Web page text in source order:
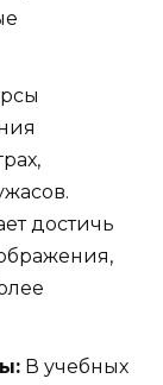
достичь
В учебных